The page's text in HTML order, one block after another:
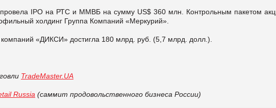
IPO на РТС и ММВБ на сумму US$ 360 млн. Контрольным пакетом
холдинг Группа Компаний «Меркурий».
«ДИКСИ» достигла 180 млрд. руб. (5,7 млрд. долл.).
TradeMaster.UA
Russia (саммит продовольственного бизнеса России)